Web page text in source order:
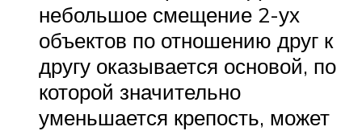
небольшое смещение 2-ух
объектов по отношению друг к
другу оказывается основой, по
которой значительно
уменьшается крепость, может